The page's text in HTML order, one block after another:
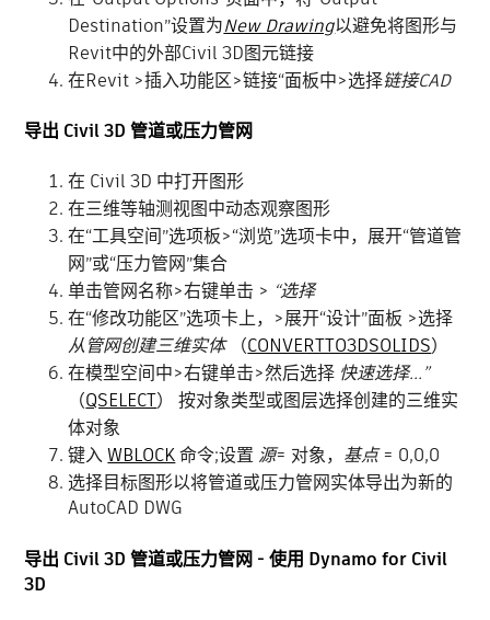
Destination”设置为New Drawing以避免将图形与
Revit中的外部Civil 3D图元链接
在Revit >插入功能区>链接“面板中>选择链接CAD
导出 Civil 3D 管道或压力管网
在 Civil 3D 中打开图形
在三维等轴测视图中动态观察图形
在“工具空间”选项板>“浏览”选项卡中，展开“管道管
网”或“压力管网”集合
单击管网名称>右键单击 > “选择
在“修改功能区”选项卡上，>展开“设计”面板 >选择
从管网创建三维实体（CONVERTTO3DSOLIDS）
在模型空间中>右键单击>然后选择 快速选择...”
（QSELECT） 按对象类型或图层选择创建的三维实
体对象
键入WBLOCK命令;设置 源= 对象， 基点= 0,0,0
选择目标图形以将管道或压力管网实体导出为新的
AutoCAD DWG
导出 Civil 3D 管道或压力管网 - 使用 Dynamo for Civil
3D